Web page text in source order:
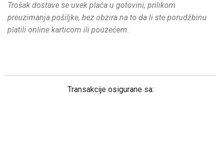
Trošak dostave se uvek plaća u gotovini, prilikom
preuzimanja pošiljke, bez obzira na to da li ste porudžbinu
platili online karticom ili pouzećem.
Transakcije osigurane sa: